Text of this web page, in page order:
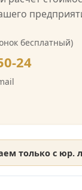
и почв. Также
инженерно-
скан-копией
можно
бесплатный)
24
только с юр.